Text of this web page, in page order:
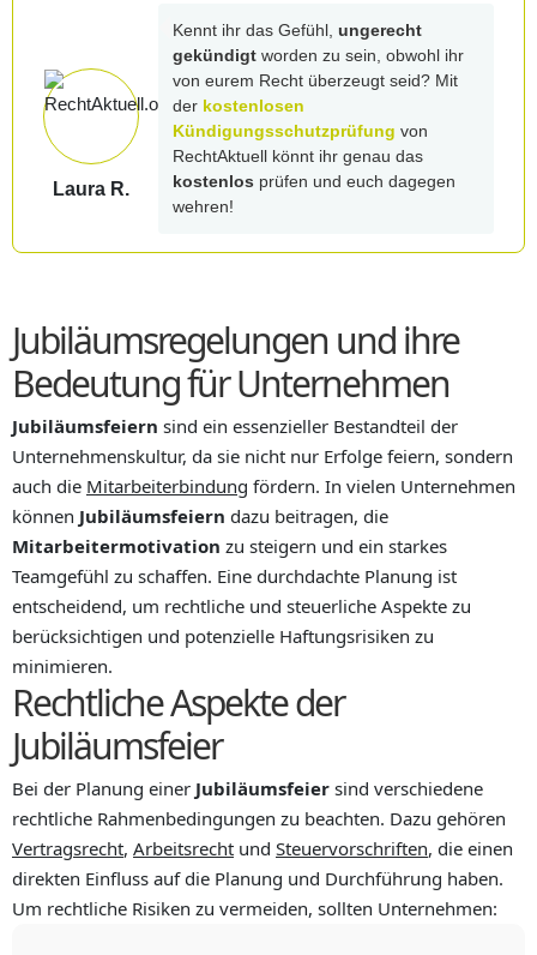
Laura R.
Kennt ihr das Gefühl, ungerecht
gekündigt worden zu sein, obwohl ihr
von eurem Recht überzeugt seid? Mit
der kostenlosen
Kündigungsschutzprüfung von
RechtAktuell könnt ihr genau das
kostenlos prüfen und euch dagegen
wehren!
Jubiläumsregelungen und ihre
Bedeutung für Unternehmen
Jubiläumsfeiern sind ein essenzieller Bestandteil der
Unternehmenskultur, da sie nicht nur Erfolge feiern, sondern
auch die Mitarbeiterbindung fördern. In vielen Unternehmen
können Jubiläumsfeiern dazu beitragen, die
Mitarbeitermotivation zu steigern und ein starkes
Teamgefühl zu schaffen. Eine durchdachte Planung ist
entscheidend, um rechtliche und steuerliche Aspekte zu
berücksichtigen und potenzielle Haftungsrisiken zu
minimieren.
Rechtliche Aspekte der
Jubiläumsfeier
Bei der Planung einer Jubiläumsfeier sind verschiedene
rechtliche Rahmenbedingungen zu beachten. Dazu gehören
Vertragsrecht, Arbeitsrecht und Steuervorschriften, die einen
direkten Einfluss auf die Planung und Durchführung haben.
Um rechtliche Risiken zu vermeiden, sollten Unternehmen: